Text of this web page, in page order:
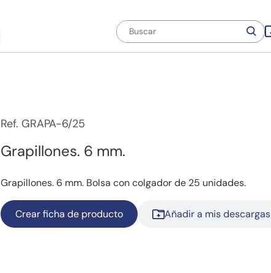
Ref. GRAPA-6/25
Grapillones. 6 mm.
Grapillones. 6 mm. Bolsa con colgador de 25 unidades.
Crear ficha de producto Añadir a mis descargas